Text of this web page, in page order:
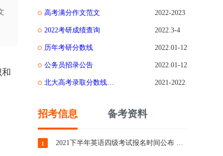
高考满分作文范文
2022考研成绩查询
历年考研分数线
公务员招录公告
北大高考录取分数线是多少
2022-2023
2022.3-4
2022.01-12
2022.01-12
2021-2022
招考信息 备考资料
1 2021下半年英语四级考试报名时间公布 报名方式汇总